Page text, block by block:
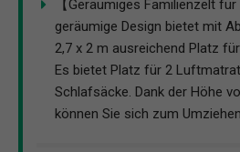
【Geräumiges Familienzelt
geräumige Design bietet mit
2,7 x 2 m ausreichend Platz
Es bietet Platz für 2
Schlafsäcke. Dank der Höhe
können Sie sich zum